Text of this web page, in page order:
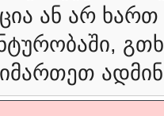
ან არ ხართ